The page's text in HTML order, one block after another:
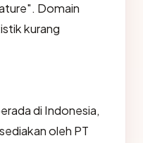
Domain
kurang
di Indonesia,
oleh PT